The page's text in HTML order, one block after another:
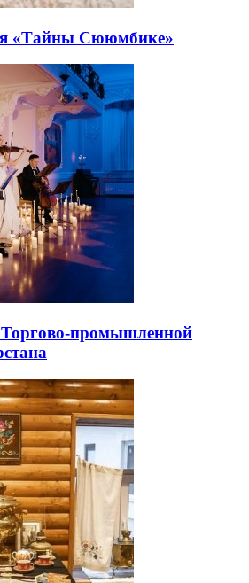
«Тайны Сююмбике»
промышленной